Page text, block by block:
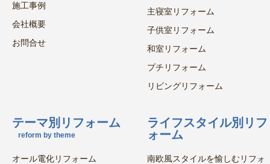
施工事例
会社概要
お問合せ
主寝室リフォーム
子供室リフォーム
和室リフォーム
プチリフォーム
リビングリフォーム
テーマ別リフォーム
reform by theme
オール電化リフォーム
ライフスタイル別リフ
ォーム
南欧風スタイルを愉しむリフォ